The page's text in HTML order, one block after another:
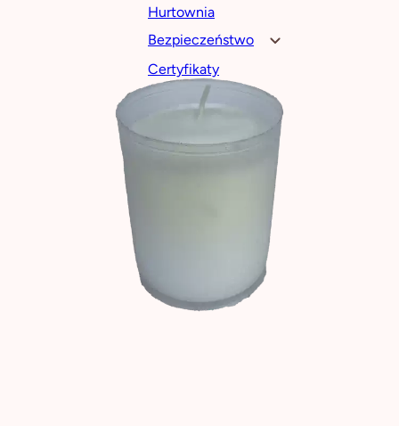
Hurtownia
Bezpieczeństwo
Certyfikaty
Kontakt